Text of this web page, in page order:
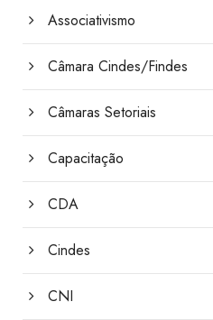
Associativismo
Câmara Cindes/Findes
Câmaras Setoriais
Capacitação
CDA
Cindes
CNI